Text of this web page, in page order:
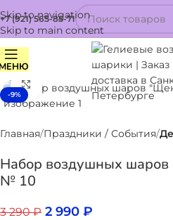
Skip to navigation
Skip to main content
+7 (921) 565-85-71
-9%
Нажмите, чтобы
Главная Праздники / События
Набор воздушных шаров
№ 10
3 290₽ 2 990 ₽